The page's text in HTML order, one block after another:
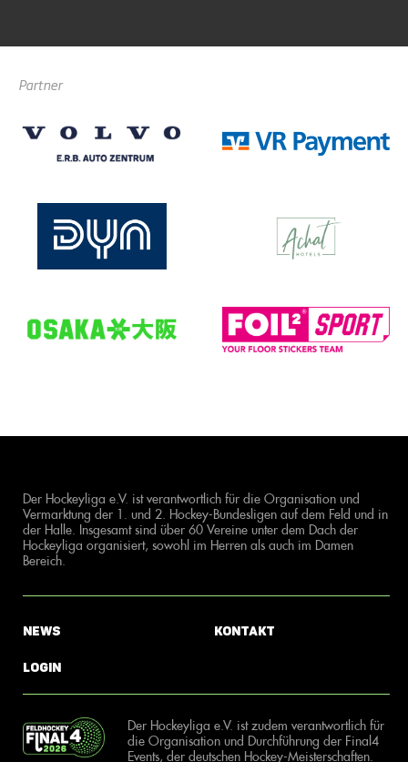
Partner
Der Hockeyliga e.V. ist verantwortlich für die Organisation und
Vermarktung der 1. und 2. Hockey-Bundesligen auf dem Feld und in
der Halle. Insgesamt sind über 60 Vereine unter dem Dach der
Hockeyliga organisiert, sowohl im Herren als auch im Damen
Bereich.
News
Login
Kontakt
Der Hockeyliga e.V. ist zudem verantwortlich für
die Organisation und Durchführung der Final4
Events, der deutschen Hockey-Meisterschaften.